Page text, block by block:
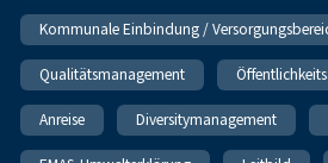
Kommunale Einbindung /
Qualitätsmanagement
Anreise Diversitymanagement